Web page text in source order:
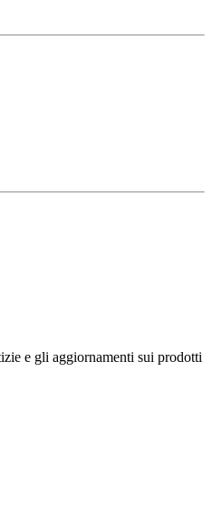
e gli aggiornamenti sui prodotti